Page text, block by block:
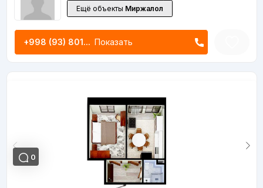
Ещё объекты Миржалол
+998 (93) 801... Показать
0